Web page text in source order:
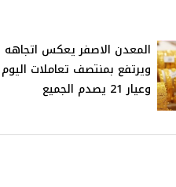
المعدن الاصفر يعكس اتجاهه
ويرتفع بمنتصف تعاملات اليوم
وعيار 21 يصدم الجميع